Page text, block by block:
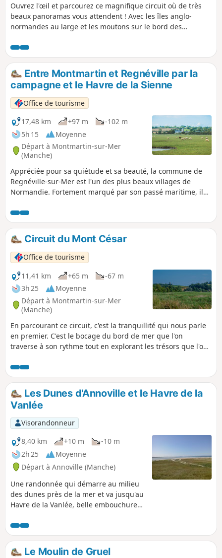
Ouvrez l'œil et parcourez ce magnifique circuit où de très
beaux panoramas vous attendent ! Avec les îles anglo-
normandes au large et les moutons sur le bord des
littoral et ses alentours.
Entre Montmartin et Regnéville par la
campagne et le Havre de la Sienne
Office de tourisme
17,48 km
+97 m
-102 m
5h 15
Moyenne
Départ à Montmartin-sur-Mer
(Manche)
Appréciée pour sa quiétude et sa beauté, la commune de
Regnéville-sur-Mer est l'un des plus beaux villages de
Normandie. Fortement marqué par son passé maritime, il
composent : Grimouville, Urville, Incleville, le Rey, etc.
Découvrez l'ensemble de la commune, son histoire et ses
trésors.Circuit du Mont César
Office de tourisme
11,41 km
+65 m
-67 m
3h 25
Moyenne
Départ à Montmartin-sur-Mer
(Manche)
En parcourant ce circuit, c'est la tranquillité qui nous parle
en premier. C'est le bocage du bord de mer que l'on
traverse à son rythme tout en explorant les trésors que l'on
Les Dunes d'Annoville et le Havre de la
Vanlée
Visorandonneur
8,40 km
+10 m
-10 m
2h 25
Moyenne
Départ à Annoville (Manche)
Une randonnée qui démarre au milieu
des dunes près de la mer et va jusqu'au
Havre de la Vanlée, belle embouchure
retour s'effectue plus à l'intérieur et
permet par temps chaud de bénéficier
d'ombrages appréciables.
Le Moulin de Gruel